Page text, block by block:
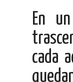
En
cada